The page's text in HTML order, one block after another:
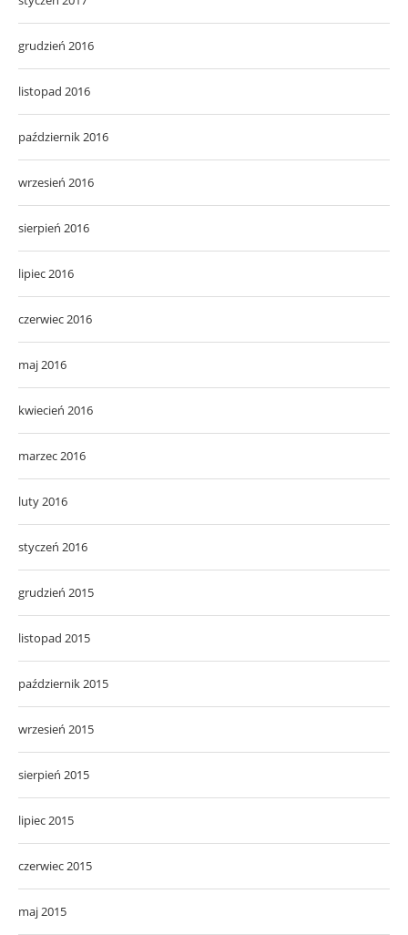
grudzień 2016
listopad 2016
październik 2016
wrzesień 2016
sierpień 2016
lipiec 2016
czerwiec 2016
maj 2016
kwiecień 2016
marzec 2016
luty 2016
styczeń 2016
grudzień 2015
listopad 2015
październik 2015
wrzesień 2015
sierpień 2015
lipiec 2015
czerwiec 2015
maj 2015